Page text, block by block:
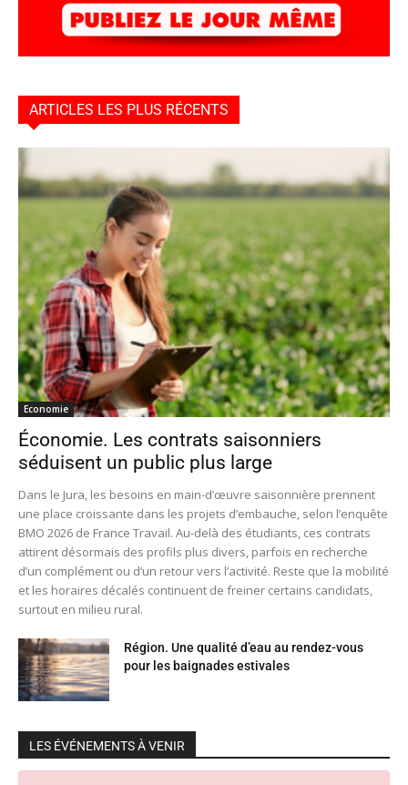
ARTICLES LES PLUS RÉCENTS
Economie
Économie. Les contrats saisonniers
séduisent un public plus large
Dans le Jura, les besoins en main-d’œuvre saisonnière prennent
une place croissante dans les projets d’embauche, selon l’enquête
BMO 2026 de France Travail. Au-delà des étudiants, ces contrats
attirent désormais des profils plus divers, parfois en recherche
d’un complément ou d’un retour vers l’activité. Reste que la mobilité
et les horaires décalés continuent de freiner certains candidats,
surtout en milieu rural.
Région. Une qualité d’eau au rendez-vous
pour les baignades estivales
LES ÉVÉNEMENTS À VENIR